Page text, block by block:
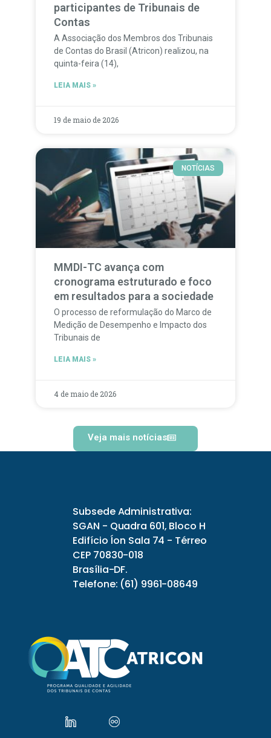
participantes de Tribunais de
Contas
A Associação dos Membros dos Tribunais
de Contas do Brasil (Atricon) realizou, na
quinta-feira (14),
LEIA MAIS »
19 de maio de 2026
NOTÍCIAS
MMDI-TC avança com
cronograma estruturado e foco
em resultados para a sociedade
O processo de reformulação do Marco de
Medição de Desempenho e Impacto dos
Tribunais de
LEIA MAIS »
4 de maio de 2026
Veja mais notícias
Subsede Administrativa:
SGAN - Quadra 601, Bloco H
Edifício Íon Sala 74 - Térreo
CEP 70830-018
Brasília-DF.
Telefone: (61) 9961-08649